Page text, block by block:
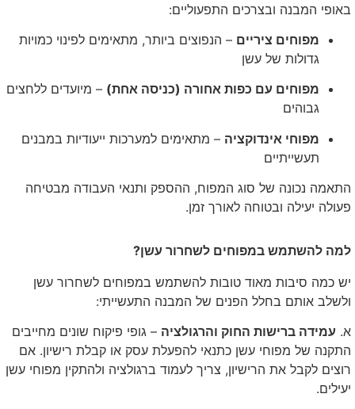
באופי המבנה ובצרכים התפעוליים:
מפוחים ציריים – הנפוצים ביותר, מתאימים לפינוי כמויות
גדולות של עשן
מפוחים עם כפות אחורה (כניסה אחת) – מיועדים ללחצים
גבוהים
מפוחי אינדוקציה – מתאימים למערכות ייעודיות במבנים
תעשייתיים
התאמה נכונה של סוג המפוח, ההספק ותנאי העבודה מבטיחה
פעולה יעילה ובטוחה לאורך זמן.
למה להשתמש במפוחים לשחרור עשן?
יש כמה סיבות מאוד טובות להשתמש במפוחים לשחרור עשן
ולשלב אותם בחלל הפנים של המבנה התעשייתי:
א. עמידה ברישות החוק והרגולציה – גופי פיקוח שונים מחייבים
התקנה של מפוחי עשן כתנאי להפעלת עסק או קבלת רישיון. אם
רוצים לקבל את הרישיון, צריך לעמוד ברגולציה ולהתקין מפוחי עשן
יעילים.